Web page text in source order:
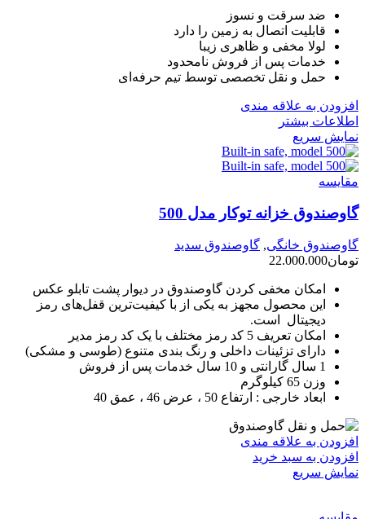
ضد سرقت و نسوز
قابلیت اتصال به زمین را دارد
لولا مخفی و ظاهری زیبا
خدمات پس از فروش نامحدود
حمل و نقل تخصصی توسط تیم حرفه‌ای
افزودن به علاقه مندی
اطلاعات بیشتر
نمایش سریع
مقايسه
گاوصندوق خزانه توکار مدل 500
گاوصندوق خانگی, گاوصندوق سدید
تومان22.000.000
امکان مخفی کردن گاوصندوق در دیوار پشت تابلو عکس
این محصول مجهز به یکی از با کیفیت‌ترین قفل‌های رمز
دیجیتال است.
امکان تعریف 5 کد رمز مختلف با یک کد رمز مدیر
دارای تزئینات داخلی و رنگ بندی متنوع (طوسی و مشکی)
1 سال گارانتی و 10 سال خدمات پس از فروش
وزن 65 کیلوگرم
ابعاد خارجی : ارتفاع 50 ، عرض 46 ، عمق 40
افزودن به علاقه مندی
افزودن به سبد خرید
نمایش سریع